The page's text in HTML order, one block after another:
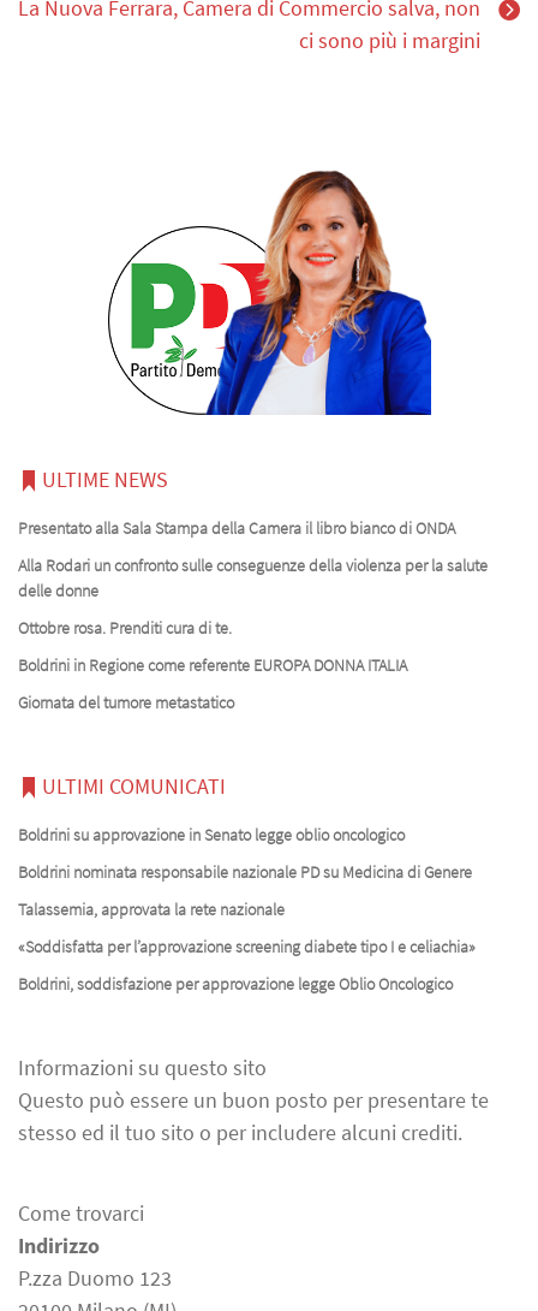
La Nuova Ferrara, Camera di Commercio salva, non
ci sono più i margini
ULTIME NEWS
Presentato alla Sala Stampa della Camera il libro bianco di ONDA
Alla Rodari un confronto sulle conseguenze della violenza per la salute
delle donne
Ottobre rosa. Prenditi cura di te.
Boldrini in Regione come referente EUROPA DONNA ITALIA
Giornata del tumore metastatico
ULTIMI COMUNICATI
Boldrini su approvazione in Senato legge oblio oncologico
Boldrini nominata responsabile nazionale PD su Medicina di Genere
Talassemia, approvata la rete nazionale
«Soddisfatta per l’approvazione screening diabete tipo I e celiachia»
Boldrini, soddisfazione per approvazione legge Oblio Oncologico
Informazioni su questo sito
Questo può essere un buon posto per presentare te
stesso ed il tuo sito o per includere alcuni crediti.
Come trovarci
Indirizzo
P.zza Duomo 123